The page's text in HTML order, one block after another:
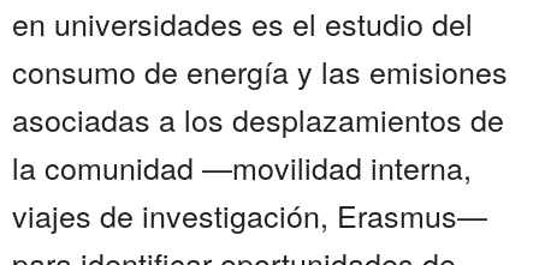
en universidades es el estudio del
consumo de energía y las emisiones
asociadas a los desplazamientos de
la comunidad —movilidad interna,
viajes de investigación, Erasmus—